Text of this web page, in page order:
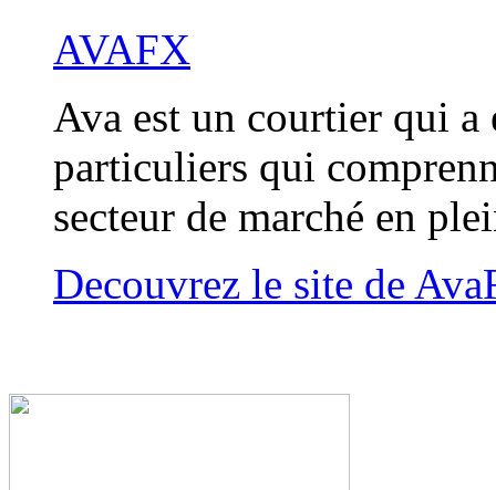
AVAFX
Ava est un courtier qui a
particuliers qui
secteur de marché en
Decouvrez le site de